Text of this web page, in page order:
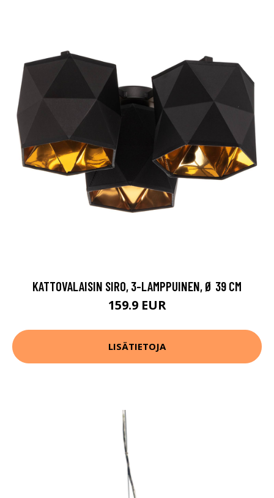
KATTOVALAISIN SIRO, 3-LAMPPUINEN, Ø 39 CM
159.9 EUR
LISÄTIETOJA